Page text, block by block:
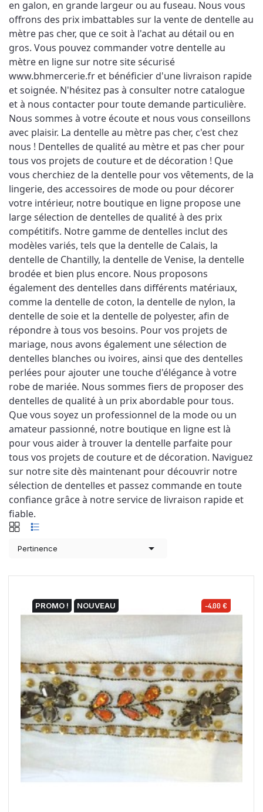
en galon, en grande largeur ou au fuseau. Nous vous
offrons des prix imbattables sur la vente de dentelle au
mètre pas cher, que ce soit à l'achat au détail ou en
gros. Vous pouvez commander votre dentelle au
mètre en ligne sur notre site sécurisé
www.bhmercerie.fr et bénéficier d'une livraison rapide
et soignée. N'hésitez pas à consulter notre catalogue
et à nous contacter pour toute demande particulière.
Nous sommes à votre écoute et nous vous conseillons
avec plaisir. La dentelle au mètre pas cher, c'est chez
nous ! Dentelles de qualité au mètre et pas cher pour
tous vos projets de couture et de décoration ! Que
vous cherchiez de la dentelle pour vos vêtements, de la
lingerie, des accessoires de mode ou pour décorer
votre intérieur, notre boutique en ligne propose une
large sélection de dentelles de qualité à des prix
compétitifs. Notre gamme de dentelles inclut des
modèles variés, tels que la dentelle de Calais, la
dentelle de Chantilly, la dentelle de Venise, la dentelle
brodée et bien plus encore. Nous proposons
également des dentelles dans différents matériaux,
comme la dentelle de coton, la dentelle de nylon, la
dentelle de soie et la dentelle de polyester, afin de
répondre à tous vos besoins. Pour vos projets de
mariage, nous avons également une sélection de
dentelles blanches ou ivoires, ainsi que des dentelles
perlées pour ajouter une touche d'élégance à votre
robe de mariée. Nous sommes fiers de proposer des
dentelles de qualité à un prix abordable pour tous.
Que vous soyez un professionnel de la mode ou un
amateur passionné, notre boutique en ligne est là
pour vous aider à trouver la dentelle parfaite pour
tous vos projets de couture et de décoration. Naviguez
sur notre site dès maintenant pour découvrir notre
sélection de dentelles et passez commande en toute
confiance grâce à notre service de livraison rapide et
fiable.
Pertinence 
PROMO ! NOUVEAU -4,00 €